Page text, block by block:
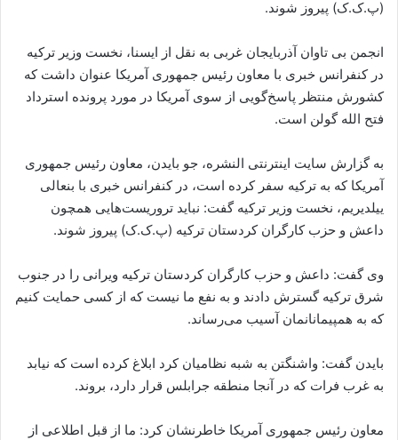
(پ.ک.ک) پیروز شوند.
انجمن بی تاوان آذربایجان غربی به نقل از ایسنا، نخست وزیر ترکیه
در کنفرانس خبری با معاون رئیس جمهوری آمریکا عنوان داشت که
کشورش منتظر پاسخ‌گویی از سوی آمریکا در مورد پرونده استرداد
فتح الله گولن است.
به گزارش سایت اینترنتی النشره، جو بایدن، معاون رئیس جمهوری
آمریکا که به ترکیه سفر کرده است، در کنفرانس خبری با بنعالی
ییلدیریم، نخست وزیر ترکیه گفت: نباید تروریست‌هایی همچون
داعش و حزب کارگران کردستان ترکیه (پ.ک.ک) پیروز شوند.
وی گفت: داعش و حزب کارگران کردستان ترکیه ویرانی را در جنوب
شرق ترکیه گسترش دادند و به نفع ما نیست که از کسی حمایت کنیم
که به همپیمانانمان آسیب می‌رساند.
بایدن گفت: واشنگتن به شبه نظامیان کرد ابلاغ کرده است که نیابد
به غرب فرات که در آنجا منطقه جرابلس قرار دارد، بروند.
معاون رئیس جمهوری آمریکا خاطرنشان کرد: ما از قبل اطلاعی از